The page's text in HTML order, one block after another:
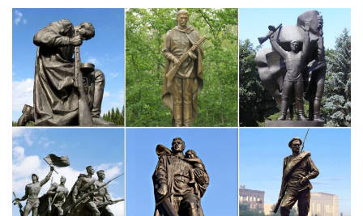
взрослым, так и детям.Символ 2018. Страна: Россия. Форма
фигуры: Собака. Цвет: коричневый.
Дом Подарка – статуэтки собак, фигурки собак купить
недорого…
Купить статуэтки собак и фигурки собак по низкой цене можно
в нашем магазине. Фигурки собак, статуэтки собак в магазине
"Дом Подарка" – только качественные и очень красивые.